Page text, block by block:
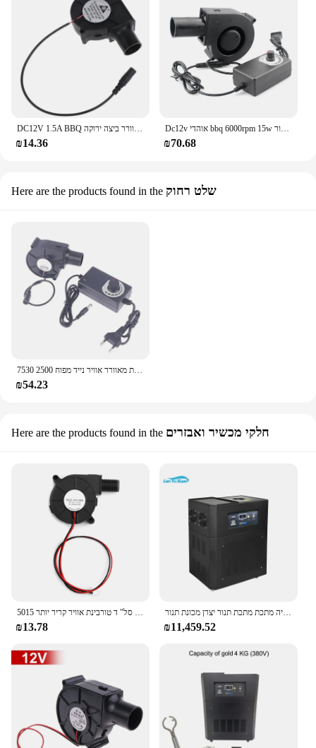
₪14.36
Dc12v אוהדי bbq 6000rpm 15w מניף מתכת עם בקר מהירות משתנה ושקע עבור פרויקטים פליטה אוורור קירור
₪70.68
Here are the products found in the שלט רחוק
7530 מריחה מתכת מאוורר אוויר נייד מפוח 2500r צנטריפוגלי אוויר קריר מאוורר bbq טבל חם קירור פחם קירור
₪54.23
Here are the products found in the חלקי מכשיר ואבזרים
5015 מריחה מתכת מאוורר אוויר נייד מפוח 7300 סל "ד 8800 סל" ד טורבינת אוויר קריר יותר
₪13.78
קיבולת 5 ק "ג וקירור תעשייתי התכה זהב מלטר אינדוקציה מתכת מתכת תנור יצרן מכונת תנור
₪11,459.52